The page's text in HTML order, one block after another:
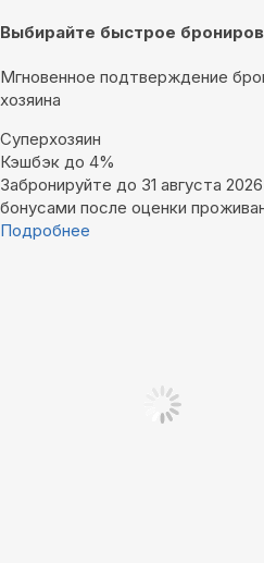
Выбирайте быстрое
Мгновенное подтверждение
хозяина
Суперхозяин
Кэшбэк до 4%
Забронируйте до 31 августа
бонусами после оценки
Подробнее